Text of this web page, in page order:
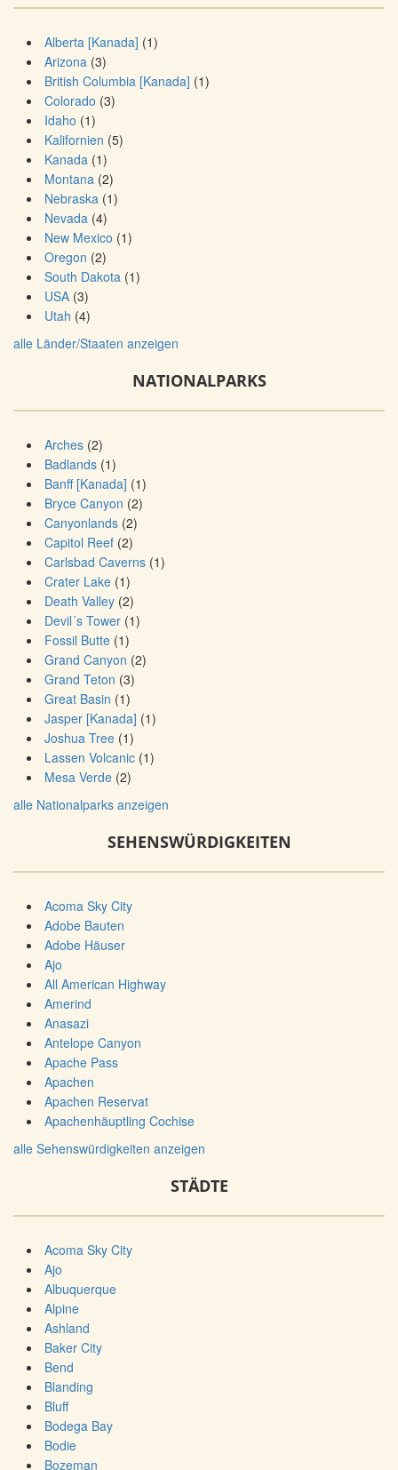
Alberta [Kanada] (1)
Arizona (3)
British Columbia [Kanada] (1)
Colorado (3)
Idaho (1)
Kalifornien (5)
Kanada (1)
Montana (2)
Nebraska (1)
Nevada (4)
New Mexico (1)
Oregon (2)
South Dakota (1)
USA (3)
Utah (4)
alle Länder/Staaten anzeigen
NATIONALPARKS
Arches (2)
Badlands (1)
Banff [Kanada] (1)
Bryce Canyon (2)
Canyonlands (2)
Capitol Reef (2)
Carlsbad Caverns (1)
Crater Lake (1)
Death Valley (2)
Devil´s Tower (1)
Fossil Butte (1)
Grand Canyon (2)
Grand Teton (3)
Great Basin (1)
Jasper [Kanada] (1)
Joshua Tree (1)
Lassen Volcanic (1)
Mesa Verde (2)
alle Nationalparks anzeigen
SEHENSWÜRDIGKEITEN
Acoma Sky City
Adobe Bauten
Adobe Häuser
Ajo
All American Highway
Amerind
Anasazi
Antelope Canyon
Apache Pass
Apachen
Apachen Reservat
Apachenhäuptling Cochise
alle Sehenswürdigkeiten anzeigen
STÄDTE
Acoma Sky City
Ajo
Albuquerque
Alpine
Ashland
Baker City
Bend
Blanding
Bluff
Bodega Bay
Bodie
Bozeman